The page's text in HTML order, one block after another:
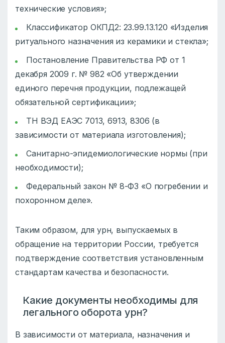
технические условия»;
Классификатор ОКПД2: 23.99.13.120 «Изделия
ритуального назначения из керамики и стекла»;
Постановление Правительства РФ от 1
декабря 2009 г. № 982 «Об утверждении
единого перечня продукции, подлежащей
обязательной сертификации»;
ТН ВЭД ЕАЭС 7013, 6913, 8306 (в
зависимости от материала изготовления);
Санитарно-эпидемиологические нормы (при
необходимости);
Федеральный закон № 8-ФЗ «О погребении и
похоронном деле».
Таким образом, для урн, выпускаемых в
обращение на территории России, требуется
подтверждение соответствия установленным
стандартам качества и безопасности.
Какие документы необходимы для
легального оборота урн?
В зависимости от материала, назначения и